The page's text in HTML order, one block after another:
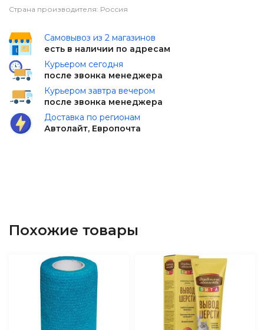
Страна производителя: Россия
Самовывоз из 2 магазинов
есть в наличии по адресам
Курьером сегодня
после звонка менеджера
Курьером завтра вечером
после звонка менеджера
Доставка по регионам
Автолайт, Европочта
Похожие товары